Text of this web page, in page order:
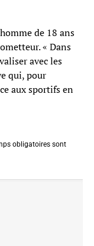
de 18 ans
« Dans
avec les
qui, pour
aux sportifs en
obligatoires sont